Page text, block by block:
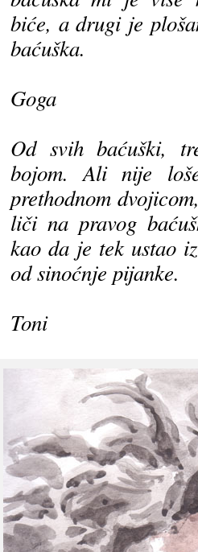
biće, a drugi je
baćuška.
Goga
Od svih baćuški,
bojom. Ali nije
prethodnom
liči na pravog
kao da je tek ustao
od sinoćnje pijanke.
Toni